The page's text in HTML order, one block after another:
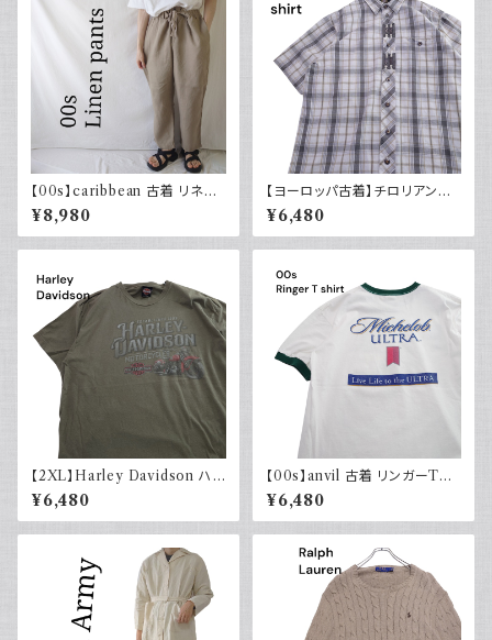
【00s】caribbean 古着 リネン
イージーパンツ ドローコード ワ
イドパンツ
¥8,980
【ヨーロッパ古着】チロリアンシ
ャツ 半袖 古着 チェック レトロ
ユーロ古着 ボックスシルエット
¥6,480
【2XL】Harley Davidson ハ
ーレーダビッドソン プリントTシ
ャツ 古着 カーキグリーン
¥6,480
【00s】anvil 古着 リンガーTシ
ャツ 両面プリント ビール Mich
elob ULTRA ホワイト グリー
ン 白T
¥6,480